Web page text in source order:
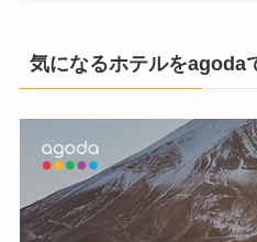
気になるホテルをagoda